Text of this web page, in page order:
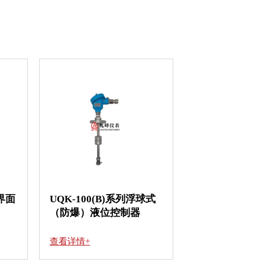
面
UQK-100(B)系列浮球式
（防爆）液位控制器
查看详情+